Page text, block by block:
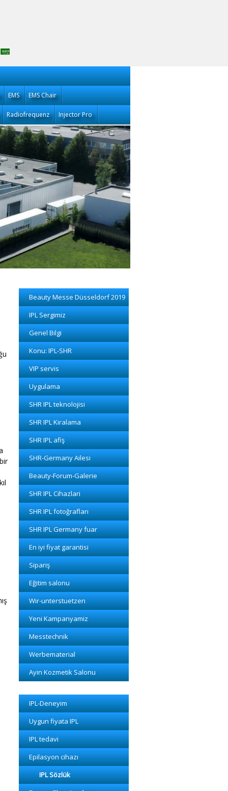
EMS EMS Chair
Radiofrequenz Injector Pro
Beauty Messe Düsseldorf 2019
IPL Sergimiz
Genel Bilgi
Konu: IPL-SHR
VIP servis
Uygulama
SHR IPL teknolojisi
SHR IPL Kiralama
SHR IPL afiş
SHR-Germany Ailesi
Beauty-Forum-Galerie
SHR IPL Cihazlari
SHR IPL fotoğrafları
SHR IPL Germany fuar
En iyi fiyat garantisi
Sipariş
Eğitim salonu
Wir-unterstuetzen
Yeni Kampanyamiz
Messtechnik
Werbematerial
Ayin Kozmetik Salonu
IPL-Deneyim
Uygun fiyata IPL
IPL tedavi
Epilasyon cihazı
IPL Sözlük